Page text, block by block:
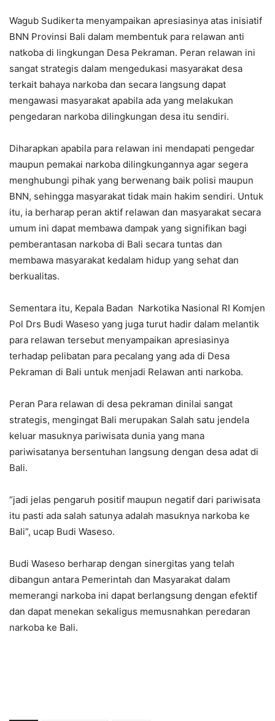
Wagub Sudikerta menyampaikan apresiasinya atas inisiatif
BNN Provinsi Bali dalam membentuk para relawan anti
natkoba di lingkungan Desa Pekraman. Peran relawan ini
sangat strategis dalam mengedukasi masyarakat desa
terkait bahaya narkoba dan secara langsung dapat
mengawasi masyarakat apabila ada yang melakukan
pengedaran narkoba dilingkungan desa itu sendiri.
Diharapkan apabila para relawan ini mendapati pengedar
maupun pemakai narkoba dilingkungannya agar segera
menghubungi pihak yang berwenang baik polisi maupun
BNN, sehingga masyarakat tidak main hakim sendiri. Untuk
itu, ia berharap peran aktif relawan dan masyarakat secara
umum ini dapat membawa dampak yang signifikan bagi
pemberantasan narkoba di Bali secara tuntas dan
membawa masyarakat kedalam hidup yang sehat dan
berkualitas.
Sementara itu, Kepala Badan Narkotika Nasional RI Komjen
Pol Drs Budi Waseso yang juga turut hadir dalam melantik
para relawan tersebut menyampaikan apresiasinya
terhadap pelibatan para pecalang yang ada di Desa
Pekraman di Bali untuk menjadi Relawan anti narkoba.
Peran Para relawan di desa pekraman dinilai sangat
strategis, mengingat Bali merupakan Salah satu jendela
keluar masuknya pariwisata dunia yang mana
pariwisatanya bersentuhan langsung dengan desa adat di
Bali.
“jadi jelas pengaruh positif maupun negatif dari pariwisata
itu pasti ada salah satunya adalah masuknya narkoba ke
Bali”, ucap Budi Waseso.
Budi Waseso berharap dengan sinergitas yang telah
dibangun antara Pemerintah dan Masyarakat dalam
memerangi narkoba ini dapat berlangsung dengan efektif
dan dapat menekan sekaligus memusnahkan peredaran
narkoba ke Bali.